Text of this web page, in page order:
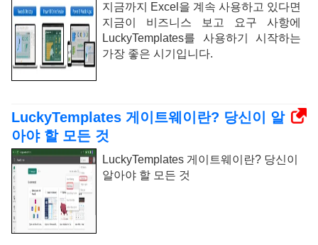
지금까지 Excel을 계속 사용하고 있다면
지금이 비즈니스 보고 요구 사항에
LuckyTemplates를 사용하기 시작하는
가장 좋은 시기입니다.
LuckyTemplates 게이트웨이란? 당신이 알
아야 할 모든 것
LuckyTemplates 게이트웨이란? 당신이
알아야 할 모든 것